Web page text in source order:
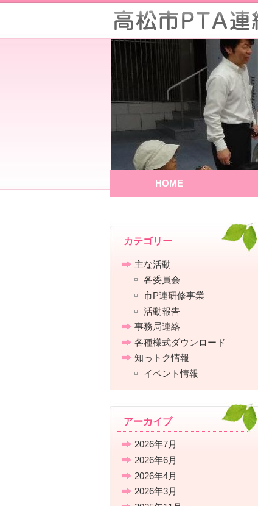
HOME
カテゴリー
主な活動
各委員会
市P連研修事業
活動報告
事務局連絡
各種様式ダウンロード
知っトク情報
イベント情報
アーカイブ
2026年7月
2026年6月
2026年4月
2026年3月